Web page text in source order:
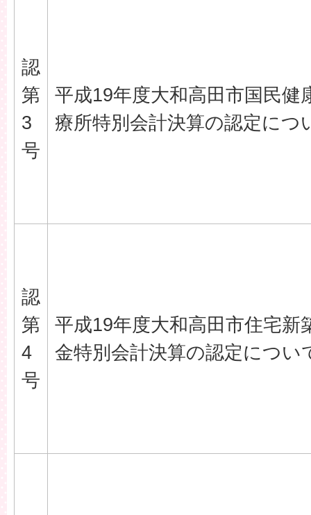
認
第
3
号
平成19年度大和高田市国民健
療所特別会計決算の認定につ
認
第
4
号
平成19年度大和高田市住宅新
金特別会計決算の認定につい